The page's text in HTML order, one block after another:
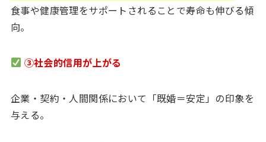
食事や健康管理をサポートされることで寿命も伸びる傾
向。
③社会的信用が上がる
企業・契約・人間関係において「既婚＝安定」の印象を
与える。